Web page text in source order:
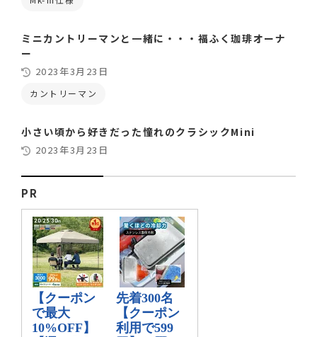
ミニカントリーマンと一緒に・・・福ふく珈琲オーナ
ー
2023年3月23日
カントリーマン
小さい頃から好きだった憧れのクラシックMini
2023年3月23日
PR